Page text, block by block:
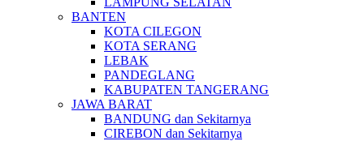
BANTEN
KOTA CILEGON
KOTA SERANG
LEBAK
PANDEGLANG
KABUPATEN TANGERANG
JAWA BARAT
BANDUNG dan Sekitarnya
CIREBON dan Sekitarnya